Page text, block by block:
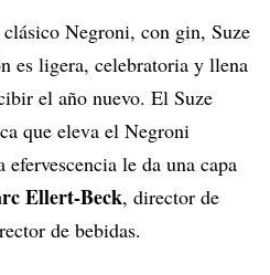
Negroni, con gin, Suze
es ligera, celebratoria y llena
el año nuevo. El Suze
que eleva el Negroni
le da una capa
Ellert-Beck, director de
de bebidas.